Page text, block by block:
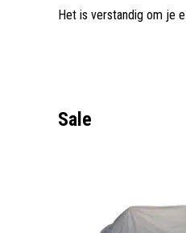
Het is verstandig om je
Sale